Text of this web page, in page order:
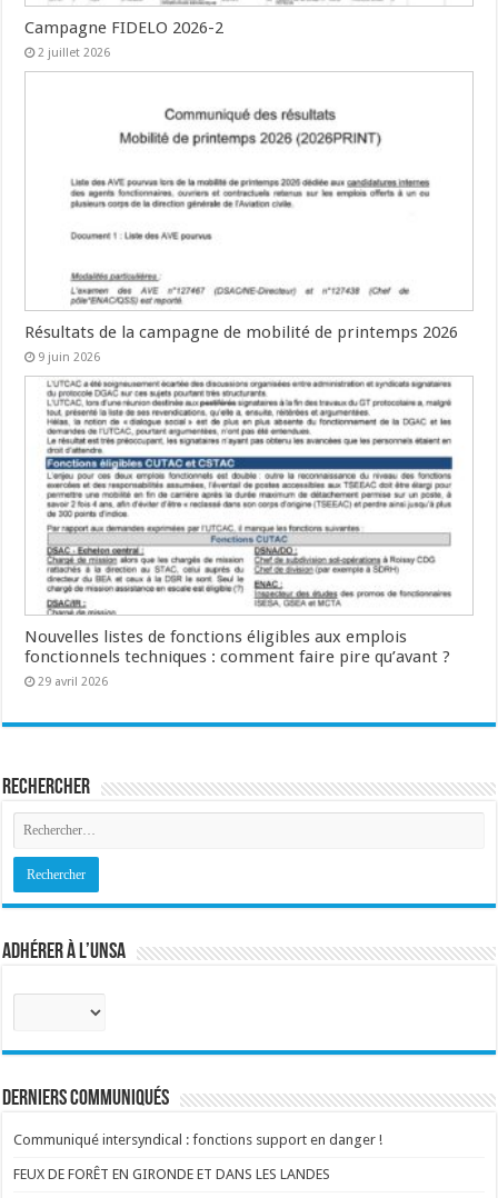
Campagne FIDELO 2026-2
2 juillet 2026
Résultats de la campagne de mobilité de printemps 2026
9 juin 2026
Nouvelles listes de fonctions éligibles aux emplois
fonctionnels techniques : comment faire pire qu’avant ?
29 avril 2026
Rechercher
Adhérer à l’UNSA
Sélectionnez
corps
:
Derniers communiqués
Communiqué intersyndical : fonctions support en danger !
FEUX DE FORÊT EN GIRONDE ET DANS LES LANDES